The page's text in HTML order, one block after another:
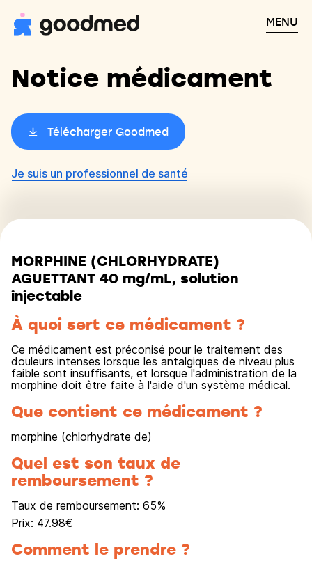
MENU
Notice médicament
Télécharger Goodmed
Je suis un professionnel de santé
MORPHINE (CHLORHYDRATE)
AGUETTANT 40 mg/mL, solution
injectable
À quoi sert ce médicament ?
Ce médicament est préconisé pour le traitement des
douleurs intenses lorsque les antalgiques de niveau plus
faible sont insuffisants, et lorsque l'administration de la
morphine doit être faite à l'aide d'un système médical.
Que contient ce médicament ?
morphine (chlorhydrate de)
Quel est son taux de
remboursement ?
Taux de remboursement: 65%
Prix: 47.98€
Comment le prendre ?